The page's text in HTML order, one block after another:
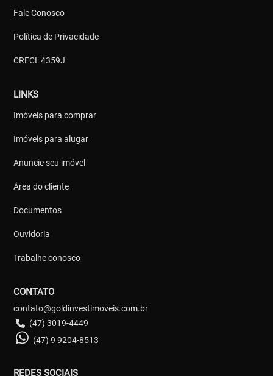
Fale Conosco
Política de Privacidade
CRECI: 4359J
LINKS
Imóveis para comprar
Imóveis para alugar
Anuncie seu imóvel
Área do cliente
Documentos
Ouvidoria
Trabalhe conosco
CONTATO
contato@goldinvestimoveis.com.br
(47) 3019-4449
(47) 9 9204-8513
REDES SOCIAIS